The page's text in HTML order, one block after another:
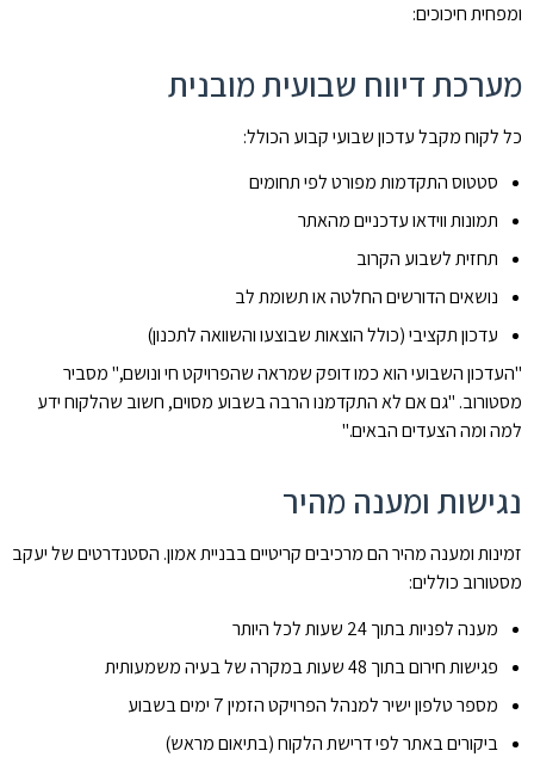
ומפחית חיכוכים:
מערכת דיווח שבועית מובנית
כל לקוח מקבל עדכון שבועי קבוע הכולל:
סטטוס התקדמות מפורט לפי תחומים
תמונות ווידאו עדכניים מהאתר
תחזית לשבוע הקרוב
נושאים הדורשים החלטה או תשומת לב
עדכון תקציבי (כולל הוצאות שבוצעו והשוואה לתכנון)
"העדכון השבועי הוא כמו דופק שמראה שהפרויקט חי ונושם," מסביר
מסטורוב. "גם אם לא התקדמנו הרבה בשבוע מסוים, חשוב שהלקוח ידע
למה ומה הצעדים הבאים."
נגישות ומענה מהיר
זמינות ומענה מהיר הם מרכיבים קריטיים בבניית אמון. הסטנדרטים של יעקב
מסטורוב כוללים:
מענה לפניות בתוך 24 שעות לכל היותר
פגישות חירום בתוך 48 שעות במקרה של בעיה משמעותית
מספר טלפון ישיר למנהל הפרויקט הזמין 7 ימים בשבוע
ביקורים באתר לפי דרישת הלקוח (בתיאום מראש)